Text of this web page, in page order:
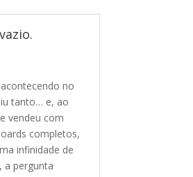
no
tanto… e, ao
vendeu com
completos,
infinidade de
a pergunta